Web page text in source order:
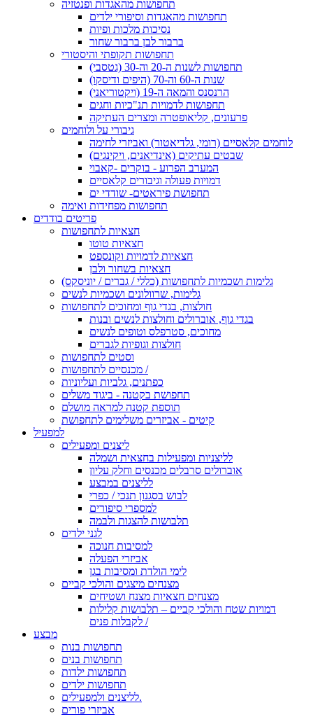
תחפושות מהאגדות ופנטזיה
תחפושות מהאגדות וסיפורי ילדים
נסיכות מלכות ופיות
ברבור לבן ברבור שחור
תחפושות תקופתי והיסטורי
תחפושות לשנות ה-20 וה-30 (גטסבי)
שנות ה-60 וה-70 (היפים ודיסקו)
הרנסנס והמאה ה-19 (ויקטוריאני)
תחפושות לדמויות תנ"כיות וחגים
פרעונים, קליאופטרה ומצרים העתיקה
גיבורי על ולוחמים
לוחמים קלאסיים (רומי, גלדיאטור) ואביזרי לחימה
שבטים עתיקים (אינדיאנים, ויקינגים)
המערב הפרוע - בוקרים -קאבוי
דמויות פעולה וגיבורים קלאסיים
תחפושת פיראטים- שודדי ים
תחפושות מפחידות ואימה
פריטים בודדים
חצאיות לתחפושות
חצאיות טוטו
חצאיות לדמויות וקונספט
חצאיות בשחור ולבן
גלימות ושכמיות לתחפושות (כללי / גברים / יוניסקס)
גלימות, שרוולונים ושכמיות לנשים
חולצות, בגדי גוף ומחוכים לתחפושות
בגדי גוף, אוברולים וחולצות לנשים ובנות
מחוכים, סטרפלס וטופים לנשים
חולצות וגופיות לגברים
וסטים לתחפושות
מכנסיים לתחפושות /
כפתנים, גלביות ועליוניות
תחפושת בקטנה - ביגוד משלים
תוספת קטנה למראה מושלם
קיטים - אביזרים משלימים לתחפושת
למפעיל
ליצנים ומפעילים
לליצניות ומפעילות בחצאית ושמלה
אוברולים סרבלים מכנסים וחלק עליון
לליצנים במבצע
לבוש בסגנון תנכי / כפרי
למספרי סיפורים
תלבושות להצגות ולבמה
לגני ילדים
למסיבות חנוכה
אביזרי הפעלה
לימי הולדת ומסיבות בגן
מצנחים מיצגים והולכי קביים
מצנחים חצאיות מצנח ושטיחים
דמויות שטח והולכי קביים – תלבושות קלילות
לקבלות פנים /
מבצע
תחפושות בנות
תחפושות בנים
תחפושות ילדות
תחפושות ילדים
לליצנים ולמפעילים.
אביזרי פורים